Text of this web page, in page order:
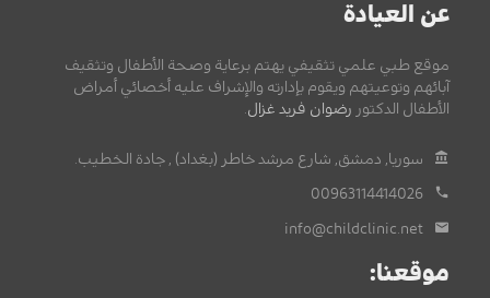
عن العيادة
موقع طبي علمي تثقيفي يهتم برعاية وصحة الأطفال وتثقيف
آبائهم وتوعيتهم ويقوم بإدارته والإشراف عليه أخصائي أمراض
الأطفال الدكتور رضوان فريد غزال
سوريا, دمشق, شارع مرشد خاطر (بغداد) , جادة الخطيب.
00963114414026
info@childclinic.net
موقعنا: